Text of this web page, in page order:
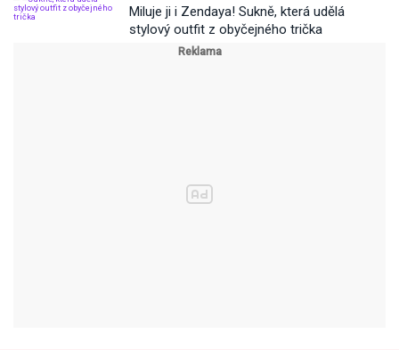
Miluje ji i Zendaya! Sukně, která udělá
stylový outfit z obyčejného trička